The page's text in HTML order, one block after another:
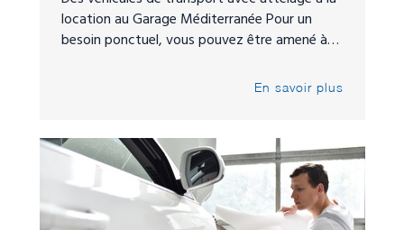
location au Garage Méditerranée Pour un
besoin ponctuel, vous pouvez être amené à…
En savoir plus